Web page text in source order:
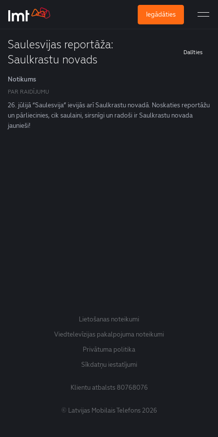
Iegādāties
Saulesvijas reportāža:
Saulkrastu novads
Dalīties
Notikums
PAR RAIDĪJUMU
26. jūlijā “Saulesvija” ievijās arī Saulkrastu novadā. Noskaties reportāžu
un pārliecinies, cik saulaini, sirsnīgi un radoši ir Saulkrastu novada
jaunieši!
Lietošanas noteikumi
Viedtelevīzijas pakalpojuma noteikumi
Privātuma politika
Sīkdatņu iestatījumi
Klientu atbalsts80768076
© Latvijas Mobilais Telefons 2026